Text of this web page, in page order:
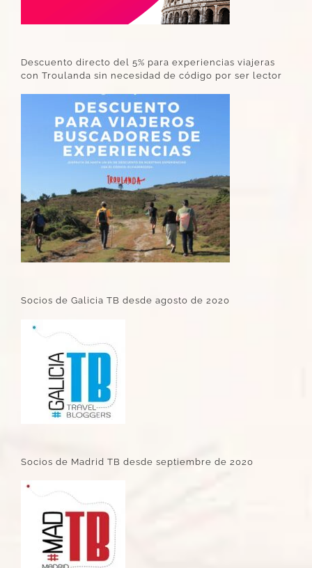
Descuento directo del 5% para experiencias viajeras
con Troulanda sin necesidad de código por ser lector
Socios de Galicia TB desde agosto de 2020
Socios de Madrid TB desde septiembre de 2020